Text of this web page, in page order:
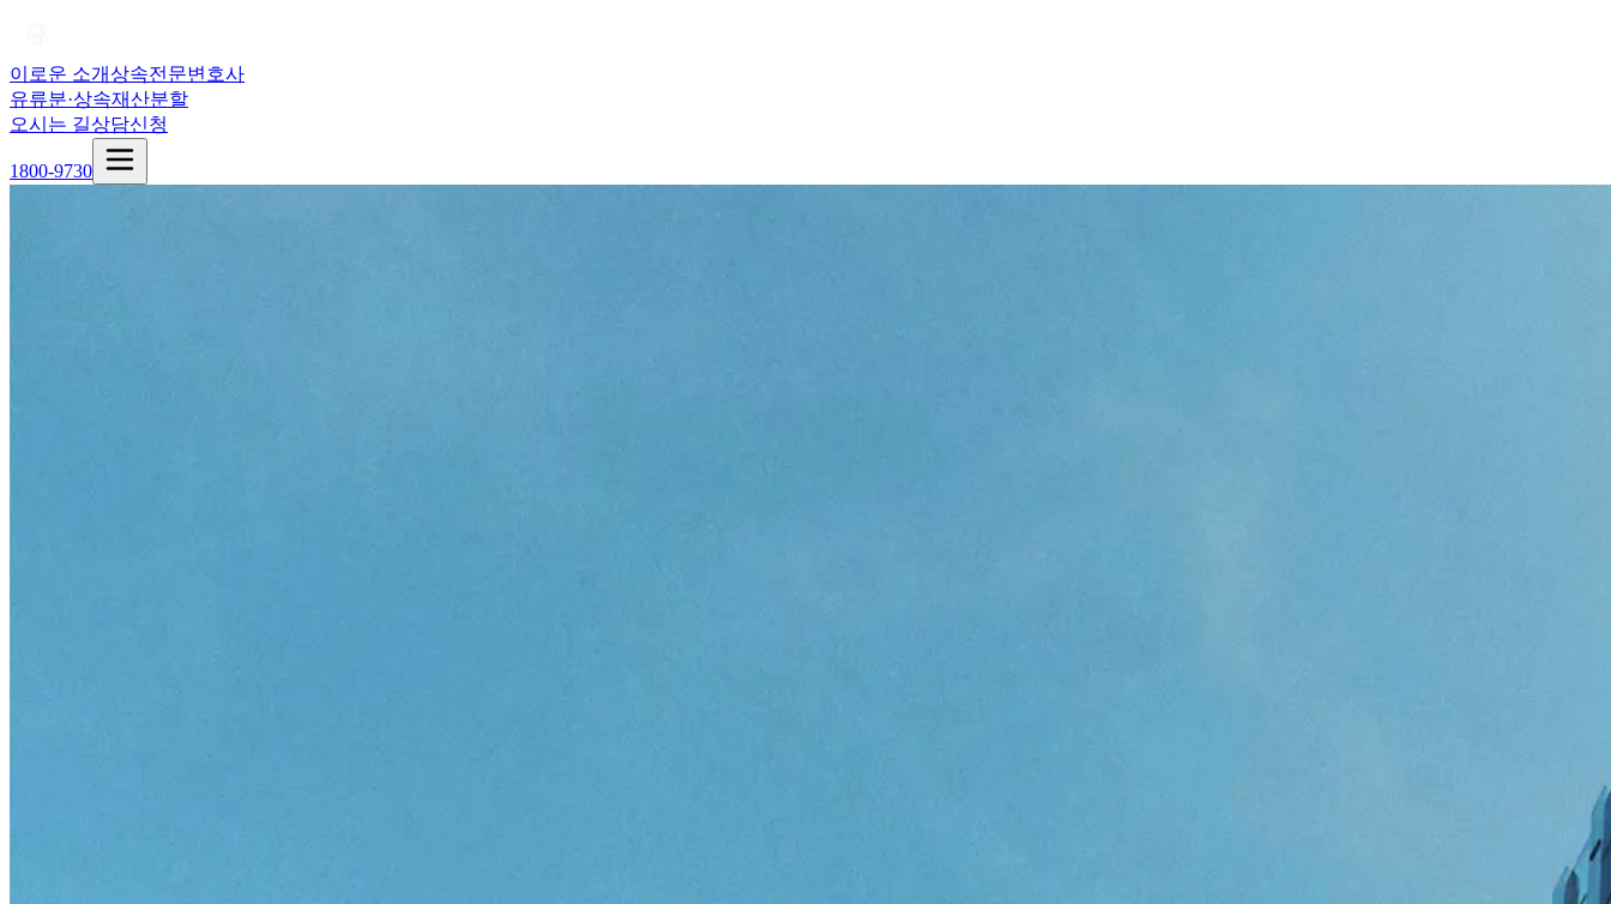
이로운 소개상속전문변호사
유류분·상속재산분할
오시는 길상담신청
1800-9730